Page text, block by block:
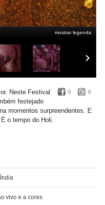
mostrar legenda
0 0
Neste Festival
festejado
momentos surpreendentes. E
o tempo do Holi.
vivo e a cores